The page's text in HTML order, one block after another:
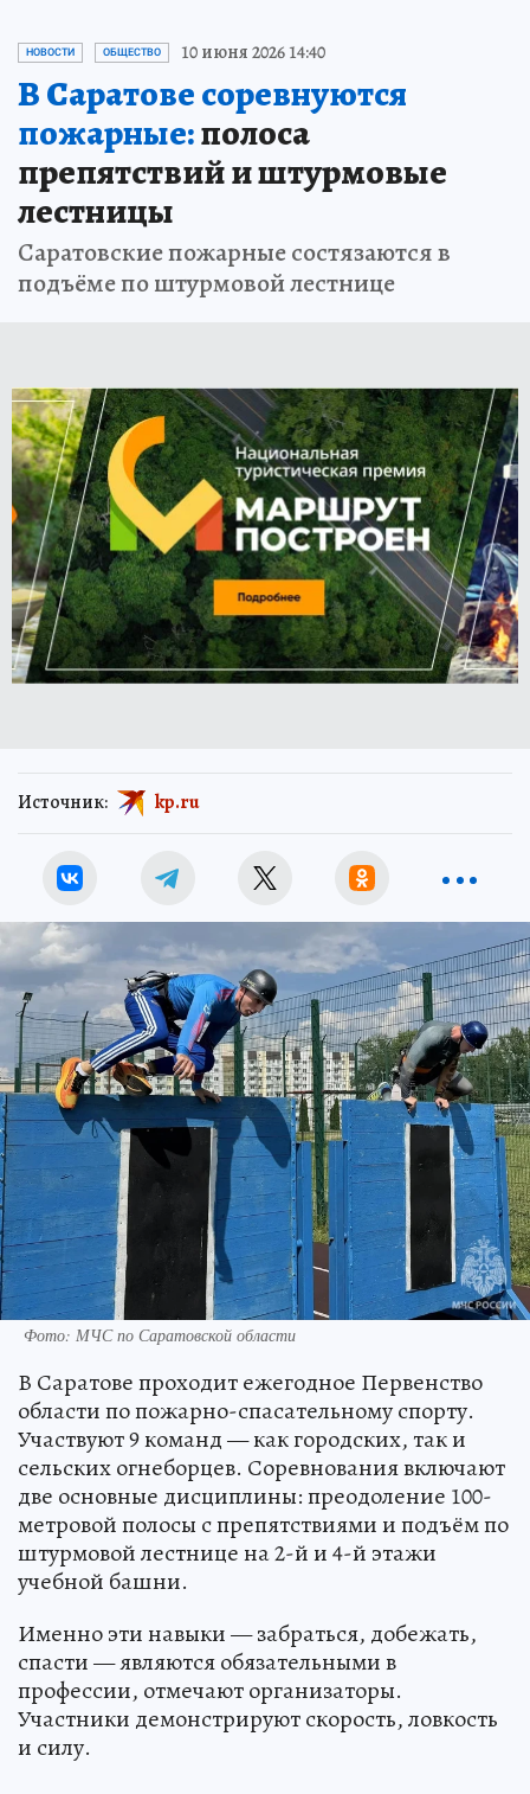
НОВОСТИ ОБЩЕСТВО 10 июня 2026 14:40
В Саратове соревнуются
пожарные:полоса
препятствий и штурмовые
лестницы
Саратовские пожарные состязаются в
подъёме по штурмовой лестнице
Источник: kp.ru
Фото: МЧС по Саратовской области
В Саратове проходит ежегодное Первенство
области по пожарно-спасательному спорту.
Участвуют 9 команд — как городских, так и
сельских огнеборцев. Соревнования включают
две основные дисциплины: преодоление 100-
метровой полосы с препятствиями и подъём по
штурмовой лестнице на 2-й и 4-й этажи
учебной башни.
Именно эти навыки — забраться, добежать,
спасти — являются обязательными в
профессии, отмечают организаторы.
Участники демонстрируют скорость, ловкость
и силу.